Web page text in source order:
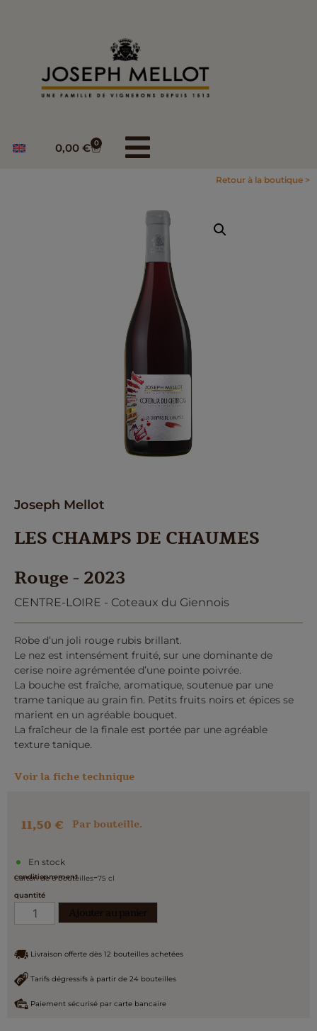
0,00 € 0
Retour à la boutique >
Joseph Mellot
LES CHAMPS DE CHAUMES
Rouge - 2023
CENTRE-LOIRE - Coteaux du Giennois
Robe d’un joli rouge rubis brillant.
Le nez est intensément fruité, sur une dominante de
cerise noire agrémentée d’une pointe poivrée.
La bouche est fraîche, aromatique, soutenue par une
trame tanique au grain fin. Petits fruits noirs et épices se
marient en un agréable bouquet.
La fraîcheur de la finale est portée par une agréable
texture tanique.
Voir la fiche technique
11,50 € Par bouteille.
En stock
conditionnement
Carton de 6 bouteilles-75 cl
quantité
Ajouter au panier
Livraison offerte dès 12 bouteilles achetées
Tarifs dégressifs à partir de 24 bouteilles
Paiement sécurisé par carte bancaire